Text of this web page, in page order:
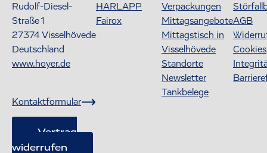
Rudolf-Diesel-
Straße 1
27374Visselhövede
Deutschland
www.hoyer.de
Kontaktformular
Vertrag
widerrufen
HARLAPP
Fairox
Verpackungen
Mittagsangebote
Mittagstisch in
Visselhövede
Standorte
Newsletter
Tankbelege
AGB
Cookies